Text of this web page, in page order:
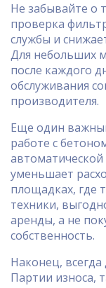
Не забывайте о
проверка
службы и
Для небольших
после каждого
обслуживания
производителя.
Еще один
работе с
автоматической
уменьшает
площадках, где
техники,
аренды, а не
собственность.
Наконец,
Партии износа,